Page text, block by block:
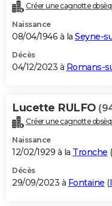
Créer une cagnotte
Naissance
08/04/1946 à la Seyne-
Décès
04/12/2023 à Romans-
Lucette RULFO
Créer une cagnotte
Naissance
12/02/1929 à la Tronche (
Décès
29/09/2023 à Fontaine (